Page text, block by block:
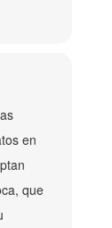
en
que